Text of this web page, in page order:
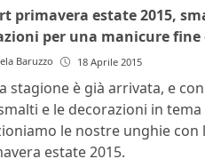
primavera estate 2015,
per una manicure fine
Baruzzo 18 Aprile 2015
stagione è già arrivata, e
e le decorazioni in tema
le nostre unghie con
estate 2015.